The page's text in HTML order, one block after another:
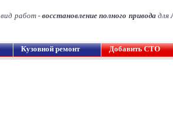
вид работ -восстановление полного привода для
Кузовной ремонт Добавить СТО